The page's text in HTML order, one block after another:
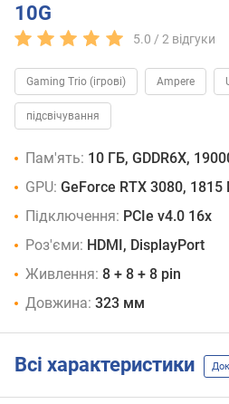
10G
5.0 /2 відгуки
Gaming Trio (ігрові) Ampere
підсвічування
Пам'ять: 10 ГБ, GDDR6X,
GPU: GeForce RTX 3080,
Підключення: PCIe v4.0 16x
Роз'єми: HDMI, DisplayPort
Живлення: 8 + 8 + 8 pin
Довжина: 323 мм
Всі характеристики